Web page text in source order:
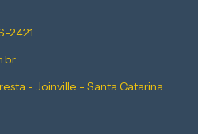
2421
- Joinville - Santa Catarina